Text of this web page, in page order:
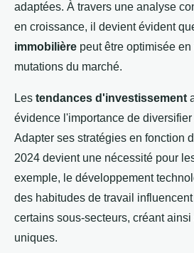
adaptées. À travers une analyse
en croissance, il devient évident
immobilière peut être optimisée
mutations du marché.
Les tendances d'investissement
évidence l'importance de
Adapter ses stratégies en fonction
2024 devient une nécessité pour
exemple, le développement
des habitudes de travail
certains sous-secteurs, créant
uniques.